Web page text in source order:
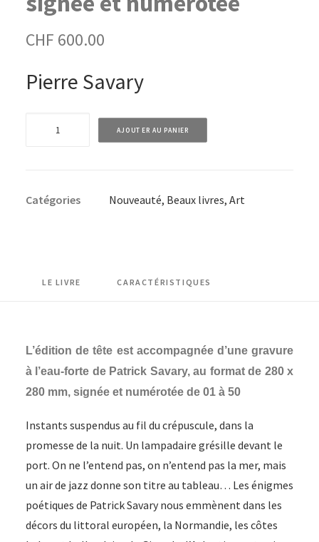
CHF 600.00
Pierre Savary
-
tête
numérotée
AJOUTER AU PANIER
Catégories Nouveauté, Beaux livres, Art
LE LIVRE CARACTÉRISTIQUES
L’édition de tête est accompagnée d’une gravure
à l’eau-forte de Patrick Savary, au format de 280 x
280 mm, signée et numérotée de 01 à 50
Instants suspendus au fil du crépuscule, dans la
promesse de la nuit. Un lampadaire grésille devant le
port. On ne l’entend pas, on n’entend pas la mer, mais
un air de jazz donne son titre au tableau… Les énigmes
poétiques de Patrick Savary nous emmènent dans les
décors du littoral européen, la Normandie, les côtes